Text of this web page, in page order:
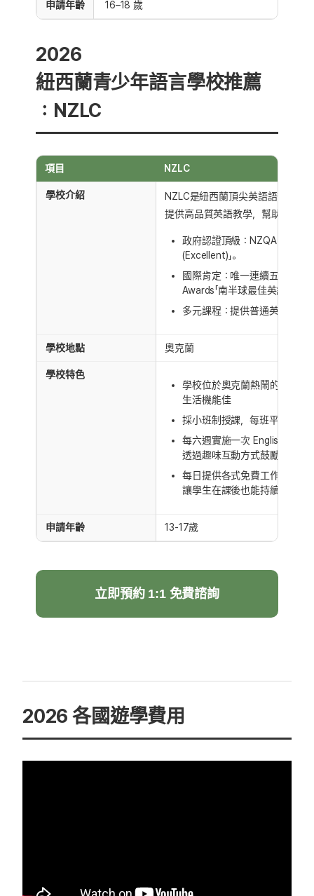
申請年齡 16–18 歲
2026
紐西蘭青少年語言學校推薦
：NZLC
項目 NZLC
學校介紹
NZLC是紐西蘭頂尖英語語言學校
提供高品質英語教學，幫助學生達
政府認證頂級：NZQA 最新評
(Excellent)」。
國際肯定：唯一連續五年（
Awards「南半球最佳英語語言
多元課程：提供普通英語、雅
學校地點 奧克蘭
學校特色
學校位於奧克蘭熱鬧的市中心
生活機能佳
採小班制授課，每班平均 12
每六週實施一次 English Only
透過趣味互動方式鼓勵學生多
每日提供各式免費工作坊與豐
讓學生在課後也能持續學習與
申請年齡 13-17歲
立即預約 1:1 免費諮詢
2026 各國遊學費用